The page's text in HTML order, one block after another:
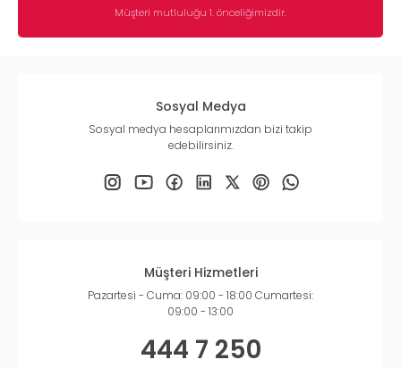
Müşteri mutluluğu 1. önceliğimizdir.
Sosyal Medya
Sosyal medya hesaplarımızdan bizi takip
edebilirsiniz.
Müşteri Hizmetleri
Pazartesi - Cuma: 09:00 - 18:00 Cumartesi:
09:00 - 13:00
444 7 250